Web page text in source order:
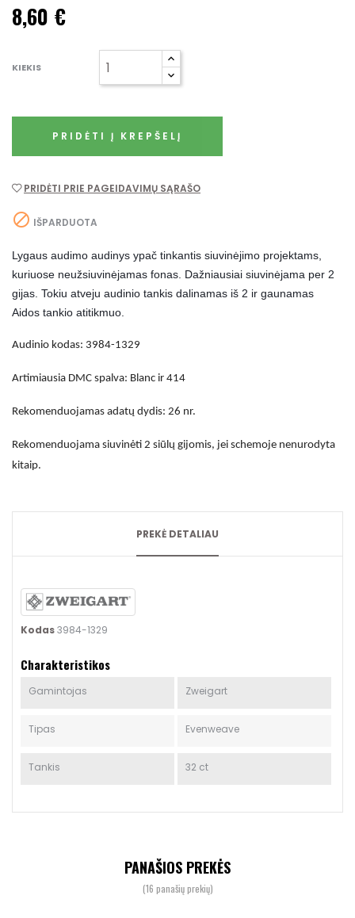
8,60 €
KIEKIS
PRIDĖTI Į KREPŠELĮ
PRIDĖTI PRIE PAGEIDAVIMŲ SĄRAŠO
 IŠPARDUOTA
Lygaus audimo audinys ypač tinkantis siuvinėjimo projektams,
kuriuose neužsiuvinėjamas fonas. Dažniausiai siuvinėjama per 2
gijas. Tokiu atveju audinio tankis dalinamas iš 2 ir gaunamas
Aidos tankio atitikmuo.
Audinio kodas: 3984-1329
Artimiausia DMC spalva: Blanc ir 414
Rekomenduojamas adatų dydis: 26 nr.
Rekomenduojama siuvinėti 2 siūlų gijomis, jei schemoje nenurodyta
kitaip.
PREKĖ DETALIAU
Kodas3984-1329
Charakteristikos
Gamintojas Zweigart
Tipas Evenweave
Tankis 32 ct
PANAŠIOS PREKĖS
(16 panašių prekių)